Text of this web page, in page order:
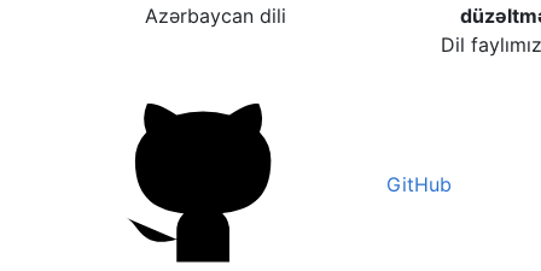
Azərbaycan dili
Dil
GitHub